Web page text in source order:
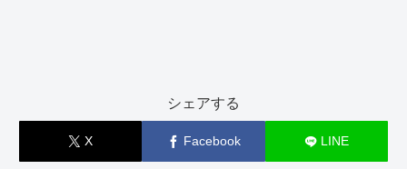
シェアする
X Facebook LINE